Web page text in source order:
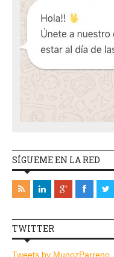
SÍGUEME EN LA RED
TWITTER
Tweets by MunozParreno